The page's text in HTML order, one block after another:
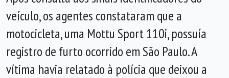
veículo, os agentes constataram que a
motocicleta, uma Mottu Sport 110i, possuía
registro de furto ocorrido em São Paulo. A
vítima havia relatado à polícia que deixou a